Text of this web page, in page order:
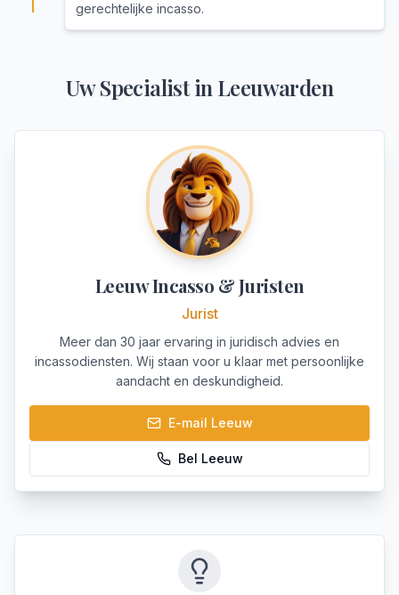
gerechtelijke incasso.
Uw Specialist in Leeuwarden
Leeuw Incasso & Juristen
Jurist
Meer dan 30 jaar ervaring in juridisch advies en
incassodiensten. Wij staan voor u klaar met persoonlijke
aandacht en deskundigheid.
E-mail Leeuw
Bel Leeuw